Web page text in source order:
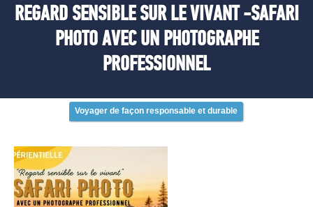
REGARD SENSIBLE SUR LE VIVANT -SAFARI
PHOTO AVEC UN PHOTOGRAPHE
PROFESSIONNEL
Voyager de façon responsable et durable